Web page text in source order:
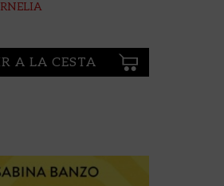
A LA CESTA